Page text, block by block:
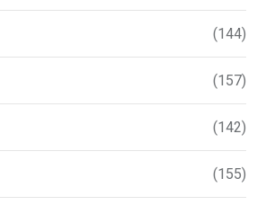
(144)
(157)
(142)
(155)